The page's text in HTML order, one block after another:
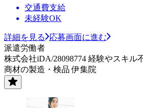
交通費支給
未経験OK
詳細を見る
応募画面に進む
派遣労働者
株式会社iDA/28098774 経験やスキル
商材の製造・検品 伊集院